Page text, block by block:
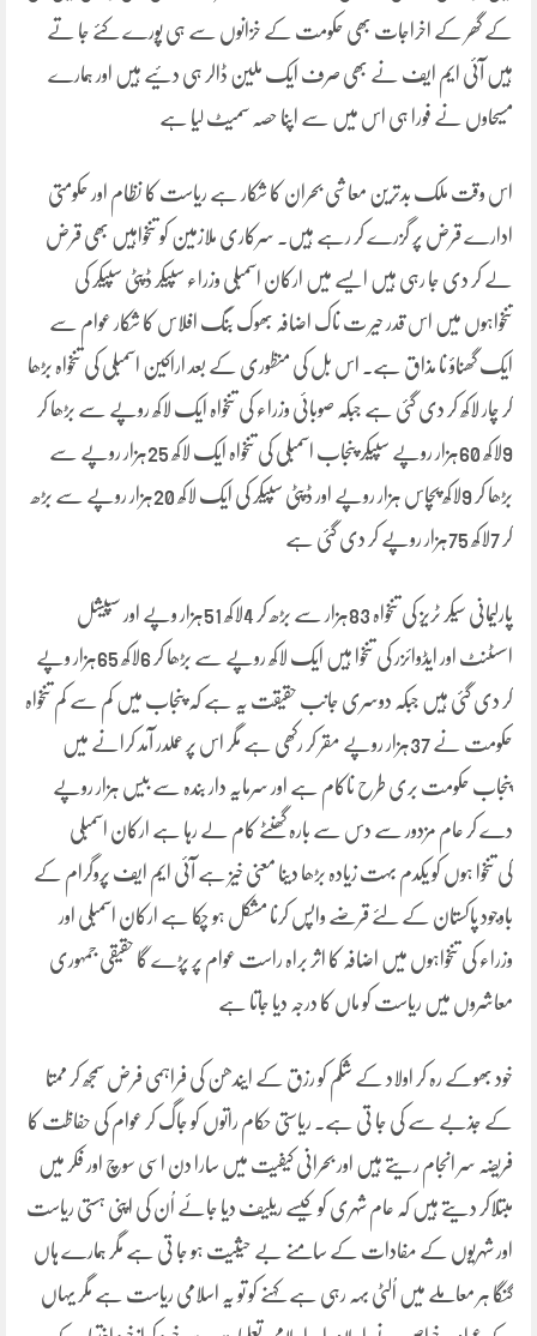
کے گھر کے اخراجات بھی حکومت کے خزانوں سے ہی پورے کئے جا تے
ہیں آئی ایم ایف نے بھی صرف ایک ملین ڈالر ہی دئیے ہیں اور ہمارے
مسیحاوں نے فورا ہی اس میں سے اپنا حصہ سمیٹ لیا ہے
اس وقت ملک بدترین معاشی بحران کا شکار ہے ریاست کا نظام اور حکومتی
ادارے قرض پر گزرے کر رہے ہیں۔ سرکاری ملازمین کو تنخواہیں بھی قرض
لے کر دی جا رہی ہیں ایسے میں ارکان اسمبلی وزراء سپیکر ڈپٹی سپیکر کی
تنخواہوں میں اس قدر حیر ت ناک اضافہ بھوک بنگ افلاس کا شکار عوام سے
ایک گھناؤ نا مذاق ہے۔ اس بل کی منظوری کے بعد اراکین اسمبلی کی تنخواہ بڑھا
کر چار لاکھ کر دی گئی ہے جبکہ صوبائی وزراء کی تنخواہ ایک لاکھ روپے سے بڑھا کر
9لاکھ 60ہزار روپے سپیکر پنجاب اسمبلی کی تنخواہ ایک لاکھ 25ہزار روپے سے
بڑھا کر 9لاکھ پچاس ہزار روپے اور ڈپٹی سپیکر کی ایک لاکھ 20ہزار روپے سے بڑھ
کر 7لاکھ 75ہزار روپے کر دی گئی ہے
پارلیمانی سیکر ٹریز کی تنخواہ 83ہزار سے بڑھ کر 4لاکھ 51ہزار وپے اور سپیشل
اسسٹنٹ اور ایڈوائزر کی تنخوا ہیں ایک لاکھ روپے سے بڑھا کر 6لاکھ 65ہزار وپے
کر دی گئی ہیں جبکہ دوسری جانب حقیقت یہ ہے کہ پنجاب میں کم سے کم تنخواہ
حکومت نے 37ہزار روپے مقر کر رکھی ہے مگر اس پر عملدر آمد کرانے میں
پنجاب حکومت بری طرح ناکام ہے اور سرمایہ دار بندہ سے بیس ہزار روپے
دے کر عام مزدور سے دس سے بارہ گھنٹے کام لے رہا ہے ارکان اسمبلی
کی تنخوا ہوں کو یکدم بہت زیادہ بڑھا دینا معنی خیز ہے آئی ایم ایف پروگرام کے
باوجود پاکستان کے لئے قرضے واپس کرنا مشکل ہو چکا ہے ارکان اسمبلی اور
وزراء کی تنخواہوں میں اضافہ کا اثر براہ راست عوام پر پڑے گا حقیقی جمہوری
معاشروں میں ریاست کو ماں کا درجہ دیا جاتا ہے
خود بھوکے رہ کر اولاد کے شکم کو رزق کے ایندھن کی فراہمی فرض سمجھ کر ممتا
کے جذبے سے کی جا تی ہے۔ ریاستی حکام راتوں کو جاگ کر عوام کی حفاظت کا
فریضہ سر انجام ریتے ہیں اور بحرانی کیفیت میں سارا دن اسی سوچ اور فکر میں
مبتلاکر دیتے ہیں کہ عام شہری کو کیسے ریلیف دیا جائے اُن کی اپنی ہستی ریاست
اور شہریوں کے مفادات کے سامنے بے حیثیت ہو جا تی ہے مگر ہمارے ہاں
گنگا ہر معاملے میں اُلٹی بہہ رہی ہے کہنے کو تو یہ اسلامی ریاست ہے مگر یہاں